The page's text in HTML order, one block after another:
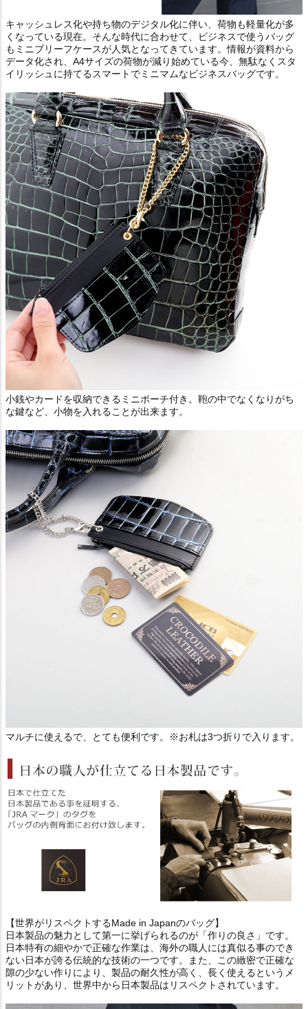
キャッシュレス化や持ち物のデジタル化に伴い、荷物も軽量化が多
くなっている現在。そんな時代に合わせて、ビジネスで使うバッグ
もミニブリーフケースが人気となってきています。情報が資料から
データ化され、A4サイズの荷物が減り始めている今、無駄なくスタ
イリッシュに持てるスマートでミニマムなビジネスバッグです。
小銭やカードを収納できるミニポーチ付き。鞄の中でなくなりがち
な鍵など、小物を入れることが出来ます。
マルチに使えるで、とても便利です。※お札は3つ折りで入ります。
【世界がリスペクトするMade in Japanのバッグ】
日本製品の魅力として第一に挙げられるのが「作りの良さ」です。
日本特有の細やかで正確な作業は、海外の職人には真似る事のでき
ない日本が誇る伝統的な技術の一つです。また、この緻密で正確な
隙の少ない作りにより、製品の耐久性が高く、長く使えるというメ
リットがあり、世界中から日本製品はリスペクトされています。